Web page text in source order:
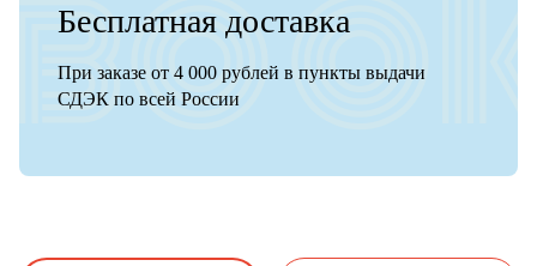
Бесплатная доставка
При заказе от 4 000 рублей в пункты выдачи
СДЭК по всей России